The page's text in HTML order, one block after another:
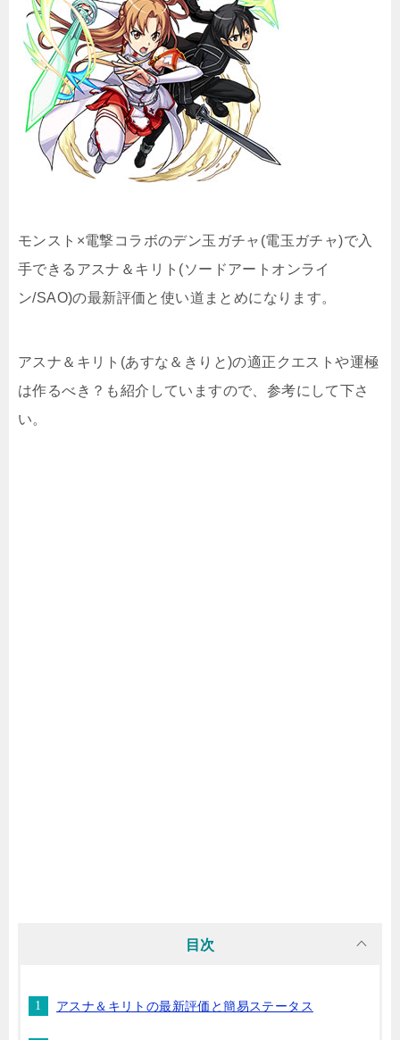
モンスト×電撃コラボのデン玉ガチャ(電玉ガチャ)で入
手できるアスナ＆キリト(ソードアートオンライ
ン/SAO)の最新評価と使い道まとめになります。
アスナ＆キリト(あすな＆きりと)の適正クエストや運極
は作るべき？も紹介していますので、参考にして下さ
い。
目次
アスナ＆キリトの最新評価と簡易ステータス